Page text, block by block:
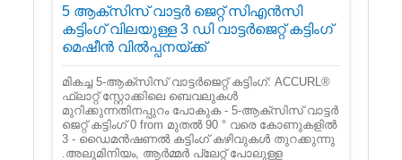
5 ആക്സിസ് വാട്ടർ ജെറ്റ് സിഎൻസി
കട്ടിംഗ് വിലയുള്ള 3 ഡി വാട്ടർജെറ്റ് കട്ടിംഗ്
മെഷീൻ വിൽപ്പനയ്ക്ക്
മികച്ച 5-ആക്സിസ് വാട്ടർജെറ്റ് കട്ടിംഗ്: ACCURL®
ഫ്ലാറ്റ് സ്റ്റോക്കിലെ ബെവലുകൾ
മുറിക്കുന്നതിനപ്പുറം പോകുക - 5-ആക്സിസ് വാട്ടർ
ജെറ്റ് കട്ടിംഗ് 0 from മുതൽ 90 ° വരെ കോണുകളിൽ
3 ‑ ഡൈമൻഷണൽ കട്ടിംഗ് കഴിവുകൾ തുറക്കുന്നു
.അലുമിനിയം, ആർമ്മർ പ്ലേറ്റ് പോലുള്ള